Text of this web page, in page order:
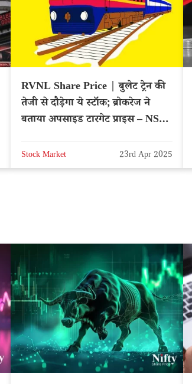
RVNL Share Price | बुलेट ट्रेन की
तेजी से दौड़ेगा ये स्टॉक; ब्रोकरेज ने
बताया अपसाइड टारगेट प्राइस – NSE:
Stock Market 23rd Apr 2025